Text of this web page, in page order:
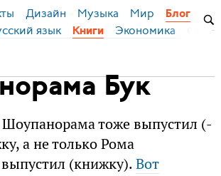
Дизайн Музыка Мир Блог
язык Книги Экономика
Бук
Шоупанорама тоже выпустил (-
а не только Рома
(книжку).Вот